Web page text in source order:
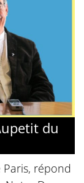
du
répond